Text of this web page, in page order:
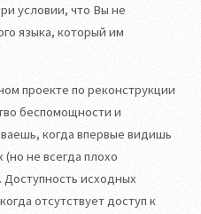
условии, что Вы не
языка, который им
проекте по реконструкции
беспомощности и
когда впервые видишь
не всегда плохо
Доступность исходных
отсутствует доступ к